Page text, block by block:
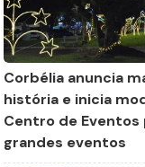
Corbélia anuncia
história e inicia
Centro de Eventos
grandes eventos